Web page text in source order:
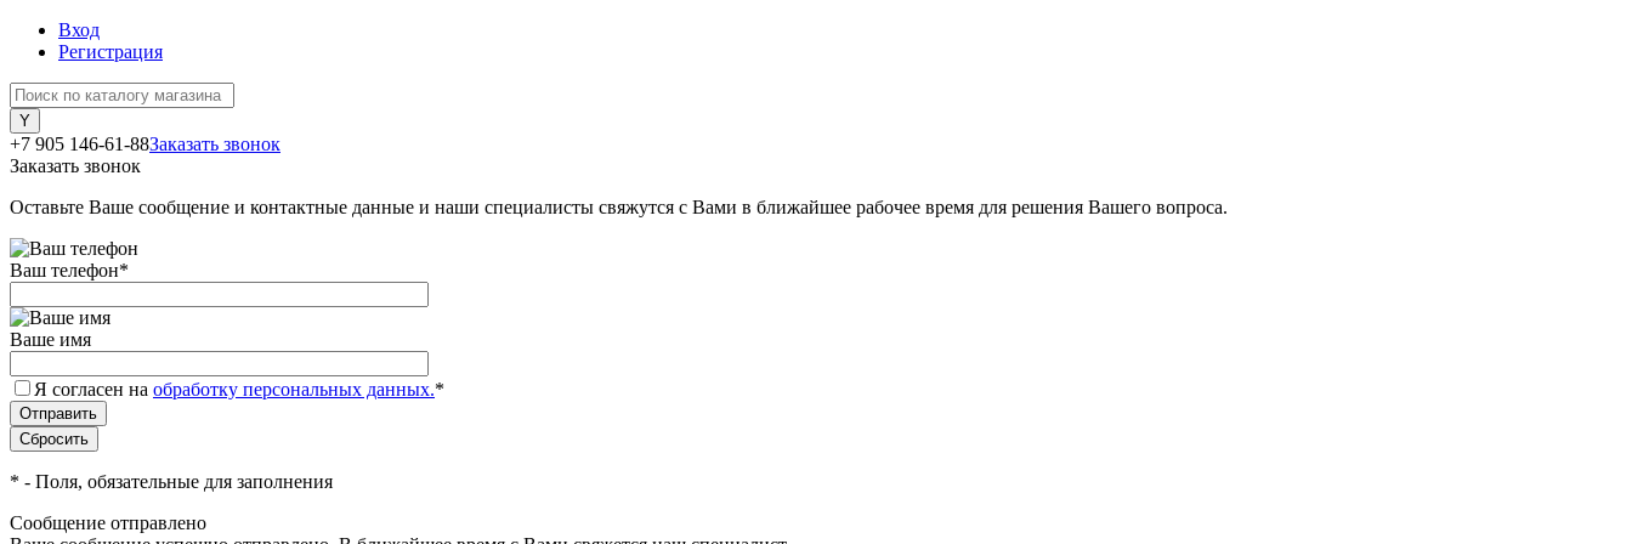
Вход
Регистрация
+7 905 146-61-88Заказать звонок
Заказать звонок
Оставьте Ваше сообщение и контактные данные и наши специалисты свяжутся с Вами в ближайшее рабочее время для решения Вашего вопроса.
Ваш телефон*
Ваше имя
Я согласен на обработку персональных данных.*
* - Поля, обязательные для заполнения
Сообщение отправлено